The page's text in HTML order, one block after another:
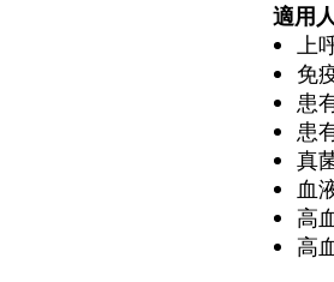
適用
上
免
患
患
真
血
高
高